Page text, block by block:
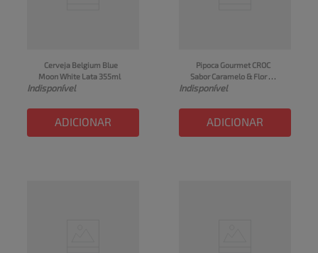
Cerveja Belgium Blue
Moon White Lata 355ml
Indisponível
ADICIONAR
Pipoca Gourmet CROC
Sabor Caramelo & Flor de
Sal Pote 70g
Indisponível
ADICIONAR